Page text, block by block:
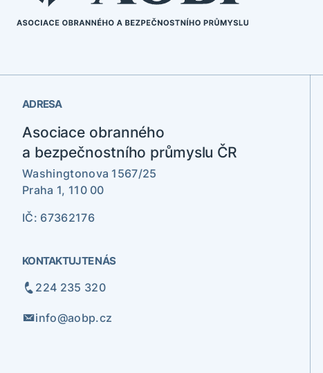
ADRESA
Asociace obranného
a bezpečnostního průmyslu ČR
Washingtonova 1567/25
Praha 1, 110 00
IČ: 67362176
KONTAKTUJTE NÁS
224 235 320
info@aobp.cz